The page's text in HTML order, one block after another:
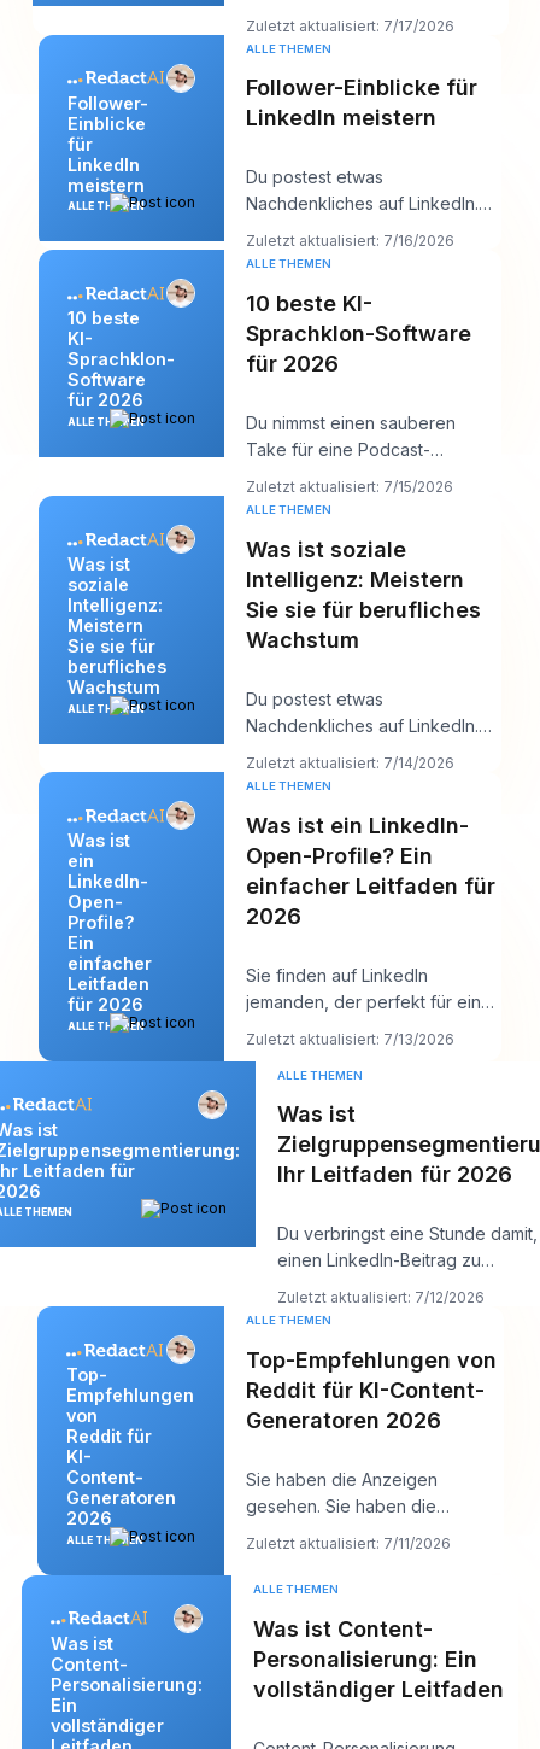
posten, und innerhalb von zehn
Minuten h
Zuletzt aktualisiert: 7/17/2026
Follower-
Einblicke
für
LinkedIn
meistern
ALLE THEMEN
ALLE THEMEN
Follower-Einblicke für
LinkedIn meistern
Du postest etwas
Nachdenkliches auf LinkedIn.
Es bekommt ein paar Likes,
vielleicht einen Kommentar
Zuletzt aktualisiert: 7/16/2026
10 beste
KI-
Sprachklon-
Software
für 2026
ALLE THEMEN
ALLE THEMEN
10 beste KI-
Sprachklon-Software
für 2026
Du nimmst einen sauberen
Take für eine Podcast-
Einleitung auf und bemerkst
dann eine Änderung des Pr
Zuletzt aktualisiert: 7/15/2026
Was ist
soziale
Intelligenz:
Meistern
Sie sie für
berufliches
Wachstum
ALLE THEMEN
ALLE THEMEN
Was ist soziale
Intelligenz: Meistern
Sie sie für berufliches
Wachstum
Du postest etwas
Nachdenkliches auf LinkedIn.
Es ist ausgefeilt, nützlich und
gut geschrieben. Ein p
Zuletzt aktualisiert: 7/14/2026
Was ist
ein
LinkedIn-
Open-
Profile?
Ein
einfacher
Leitfaden
für 2026
ALLE THEMEN
ALLE THEMEN
Was ist ein LinkedIn-
Open-Profile? Ein
einfacher Leitfaden für
2026
Sie finden auf LinkedIn
jemanden, der perfekt für eine
Kontaktaufnahme zu sein
Zuletzt aktualisiert: 7/13/2026
ist
Leitfaden für
THEMEN
ALLE THEMEN
Was ist
Ihr Leitfaden für 2026
Du verbringst eine Stunde damit,
einen LinkedIn-Beitrag zu
perfektionieren. Der Hook ist
Die
Zuletzt aktualisiert: 7/12/2026
Top-
Empfehlungen
von
Reddit für
KI-
Content-
Generatoren
2026
ALLE THEMEN
ALLE THEMEN
Top-Empfehlungen von
Reddit für KI-Content-
Generatoren 2026
Sie haben die Anzeigen
gesehen. Sie haben die
„besten AI Writer“-
alle irg
Zuletzt aktualisiert: 7/11/2026
Was ist
Content-
Personalisierung:
Ein
vollständiger
ALLE THEMEN
Was ist Content-
Personalisierung: Ein
vollständiger Leitfaden